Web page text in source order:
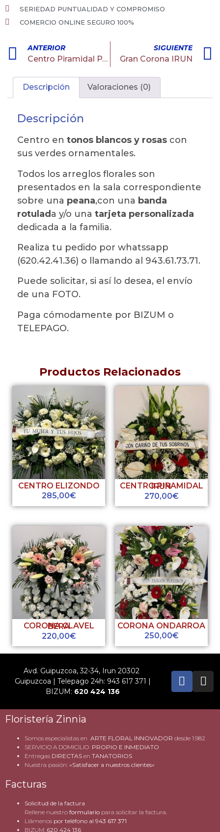
SERIEDAD PUNTUALIDAD Y COMPROMISO
COMERCIO ONLINE SEGURO 100%
ANTERIOR
Centro Piramidal PASAIA
SIGUIENTE
Gran Corona IRUN
Descripción Valoraciones (0)
Descripción
Centro en tonos blancos y rosas con
sus verdes ornamentales.
Todos los arreglos florales son
presentados en la sala correspondiente
sobre una peana,con una banda
rotulada y/o una tarjeta personalizada
dedicada a la familia.
Realiza tu pedido por whatssapp
(620.42.41.36) o llamando al 943.61.73.71.
Puede solicitar, si así lo desea, el envío
de una FOTO.
Paga cómodamente por BIZUM o
TELEPAGO.
Productos Relacionados
CENTRO ELIZONDO
285,00€
CENTRO PIRAMIDAL IRUN
270,00€
CORONA CLAVEL BERA
220,00€
CORONA ONDARROA
250,00€
Avd. Guipuzcoa, 32-34, Irun 20302
Guipuzcoa | Telepago 24h: 943 617 371 |
BIZUM: 620 424 136
Floristería Zinnia
Somos especialistas en ARTE FLORAL INNOVADOR desde 1.982
SERVICIO A DOMICILIO PROPIO E INMEDIATO
Entregas DIRECTAS en TANATORIOS
Nuestra pasión: «Satisfacer a nuestros clientes»
Facturas
Solicitud de la factura
Rellene nuestro formulario para solicitar la factura.
Llámenos por teléfono al 943 617 371
BIZUM: 620 424 136